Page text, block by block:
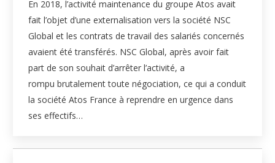
En 2018, l’activité maintenance du groupe Atos avait
fait l’objet d’une externalisation vers la société NSC
Global et les contrats de travail des salariés concernés
avaient été transférés. NSC Global, après avoir fait
part de son souhait d’arrêter l’activité, a
rompu brutalement toute négociation, ce qui a conduit
la société Atos France à reprendre en urgence dans
ses effectifs…